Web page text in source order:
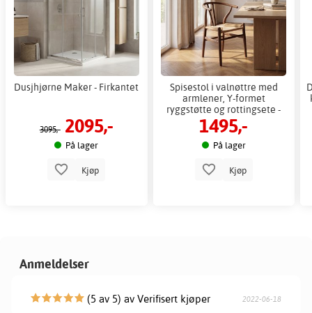
Dusjhjørne Maker - Firkantet
3095,- 2095,-
På lager
Kjøp
Spisestol i valnøttre med
armlener, Y-formet
ryggstøtte og rottingsete -
Yngvald
1495,-
På lager
Kjøp
Anmeldelser
(5 av 5) av Verifisert kjøper 2022-06-18